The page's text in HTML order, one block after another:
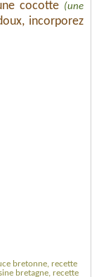
cocotte (une
incorporez
bretonne, recette
bretagne, recette